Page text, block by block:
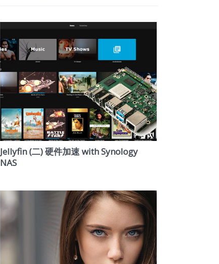
Jellyfin (二) 硬件加速 with Synology
NAS